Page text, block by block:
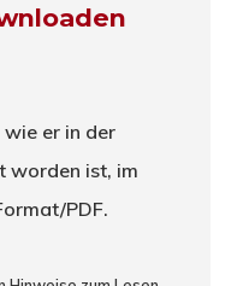
er in der
worden ist, im
PDF.